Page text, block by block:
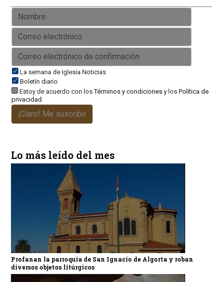
La semana de Iglesia Noticias
Boletín diario
Estoy de acuerdo con losTérminos y condicionesy los Política de
privacidad
¡Claro! Me suscribo
Lo más leído del mes
Profanan la parroquia de San Ignacio de Algorta y roban
diversos objetos litúrgicos